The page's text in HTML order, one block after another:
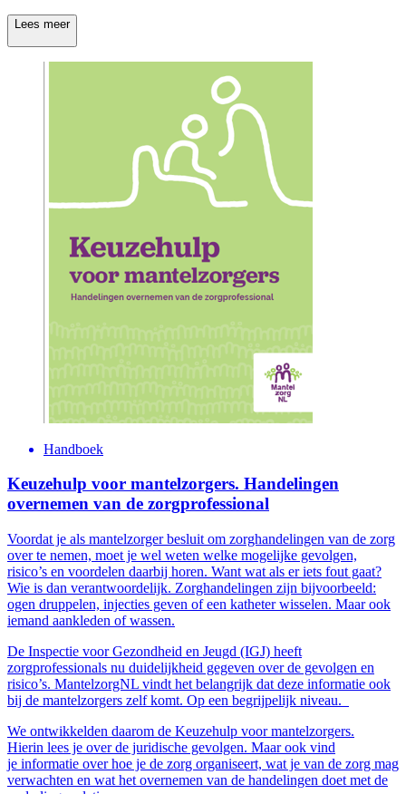
Lees meer
Handboek
Keuzehulp voor mantelzorgers. Handelingen
overnemen van de zorgprofessional
Voordat je als mantelzorger besluit om zorghandelingen van de zorg
over te nemen, moet je wel weten welke mogelijke gevolgen,
risico’s en voordelen daarbij horen. Want wat als er iets fout gaat?
Wie is dan verantwoordelijk. Zorghandelingen zijn bijvoorbeeld:
ogen druppelen, injecties geven of een katheter wisselen. Maar ook
iemand aankleden of wassen.
De Inspectie voor Gezondheid en Jeugd (IGJ) heeft
zorgprofessionals nu duidelijkheid gegeven over de gevolgen en
risico’s. MantelzorgNL vindt het belangrijk dat deze informatie ook
bij de mantelzorgers zelf komt. Op een begrijpelijk niveau.
We ontwikkelden daarom de Keuzehulp voor mantelzorgers.
Hierin lees je overde juridische gevolgen. Maar ook vind
je informatie over hoe je de zorg organiseert, wat je van de zorg mag
verwachten en wat het overnemen van de handelingen doet met de